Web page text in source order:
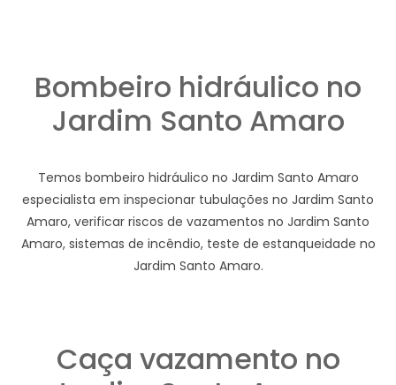
Bombeiro hidráulico no
Jardim Santo Amaro
Temos bombeiro hidráulico no Jardim Santo Amaro
especialista em inspecionar tubulações no Jardim Santo
Amaro, verificar riscos de vazamentos no Jardim Santo
Amaro, sistemas de incêndio, teste de estanqueidade no
Jardim Santo Amaro.
Caça vazamento no